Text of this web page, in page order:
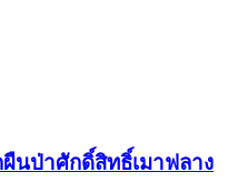
นป่าศักดิ์สิทธิ์เมาฟลาง